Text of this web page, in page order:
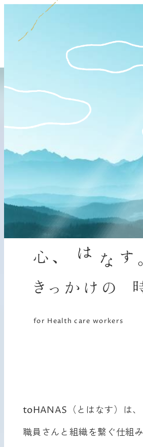
心、はなす。き
心、
はなす。
きっかけの
時間。
for Health care workers
toHANAS（とはなす）は、
職員さんと組織を繋ぐ仕組